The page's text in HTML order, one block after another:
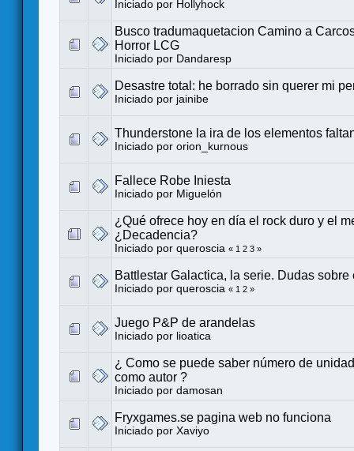
Iniciado por Hollyhock
Busco tradumaquetacion Camino a
Horror LCG
Iniciado por Dandaresp
Desastre total: he borrado sin querer mi
Iniciado por jainibe
Thunderstone la ira de los elementos
Iniciado por orion_kurnous
Fallece Robe Iniesta
Iniciado por Miguelón
¿Qué ofrece hoy en día el rock duro y el
¿Decadencia?
Iniciado por queroscia « 1 2 3 »
Battlestar Galactica, la serie. Dudas sobre
Iniciado por queroscia « 1 2 »
Juego P&P de arandelas
Iniciado por lioatica
¿ Como se puede saber número de
como autor ?
Iniciado por damosan
Fryxgames.se pagina web no funciona
Iniciado por Xaviyo